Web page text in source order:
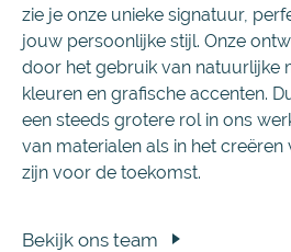
zie je onze unieke signatuur,
jouw persoonlijke stijl. Onze
door het gebruik van natuurlijke
kleuren en grafische accenten.
een steeds grotere rol in ons
van materialen als in het
zijn voor de toekomst.
Bekijk ons team